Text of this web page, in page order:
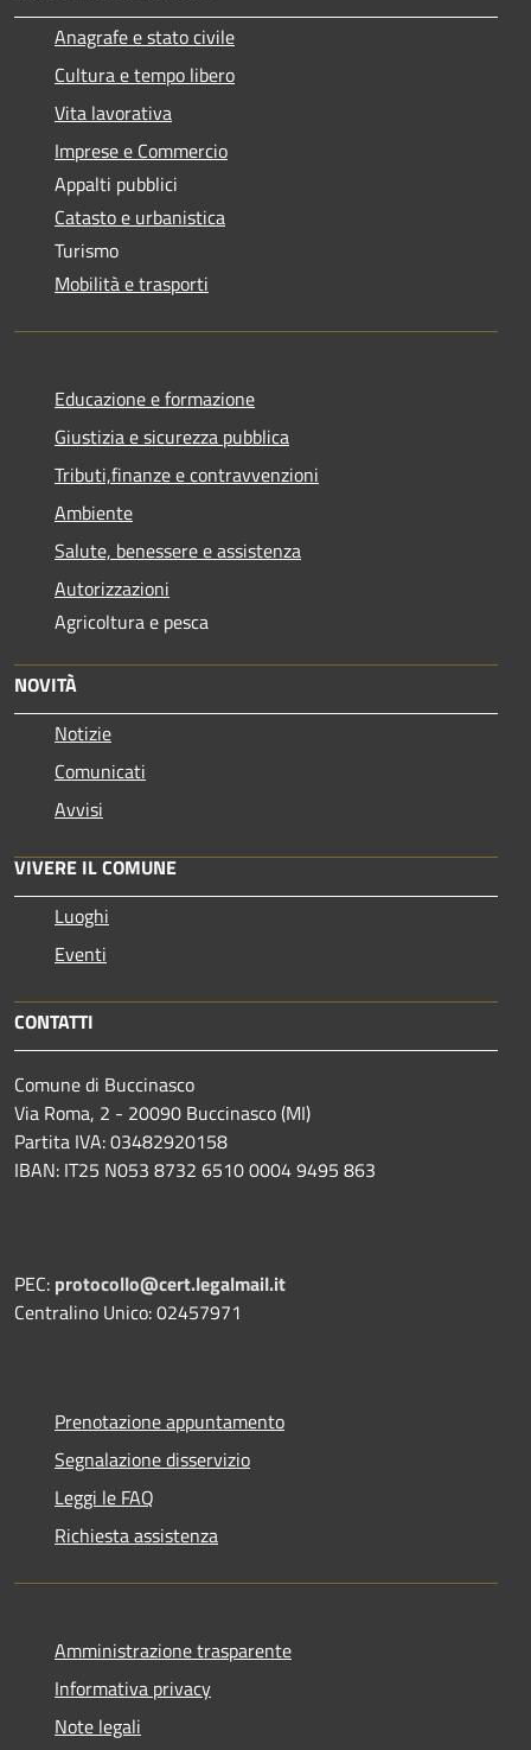
Anagrafe e stato civile
Cultura e tempo libero
Vita lavorativa
Imprese e Commercio
Appalti pubblici
Catasto e urbanistica
Turismo
Mobilità e trasporti
Educazione e formazione
Giustizia e sicurezza pubblica
Tributi,finanze e contravvenzioni
Ambiente
Salute, benessere e assistenza
Autorizzazioni
Agricoltura e pesca
NOVITÀ
Notizie
Comunicati
Avvisi
VIVERE IL COMUNE
Luoghi
Eventi
CONTATTI
Comune di Buccinasco
Via Roma, 2 - 20090 Buccinasco (MI)
Partita IVA: 03482920158
IBAN: IT25 N053 8732 6510 0004 9495 863
PEC: protocollo@cert.legalmail.it
Centralino Unico: 02457971
Prenotazione appuntamento
Segnalazione disservizio
Leggi le FAQ
Richiesta assistenza
Amministrazione trasparente
Informativa privacy
Note legali